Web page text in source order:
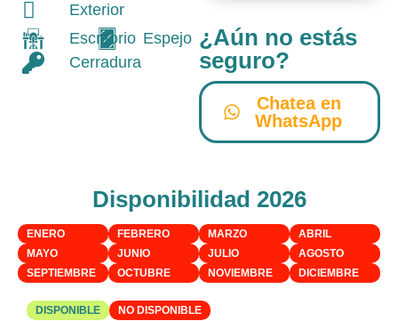
Exterior
Escritorio Espejo
Cerradura
¿Aún no estás
seguro?
Chatea en
WhatsApp
Disponibilidad 2026
ENERO FEBRERO MARZO
ABRIL
MAYO
JUNIO JULIO
AGOSTO
SEPTIEMBRE
OCTUBRE NOVIEMBRE DICIEMBRE
DISPONIBLE NO DISPONIBLE